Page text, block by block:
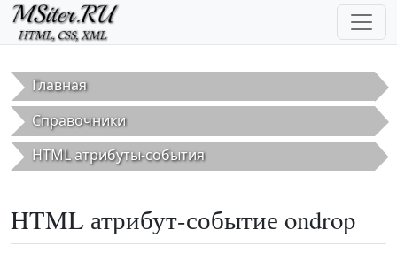
Перейти к основному содержанию
Главная
Справочники
HTML атрибуты-события
HTML атрибут-событие ondrop